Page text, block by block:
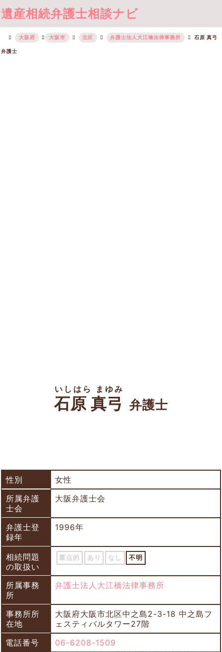
遺産相続弁護士相談ナビ
大阪府 大阪市 北区 弁護士法人大江橋法律事務所 石原 真弓
弁護士
石原 真弓
いしはら まゆみ
弁護士
性別
女性
所属弁護
士会
大阪弁護士会
弁護士登
録年
1996年
相続問題
の取扱い
重点的 あり なし 不明
所属事務
所
弁護士法人大江橋法律事務所
事務所所
在地
大阪府大阪市北区中之島2-3-18 中之島フ
ェスティバルタワー27階
電話番号
06-6208-1509